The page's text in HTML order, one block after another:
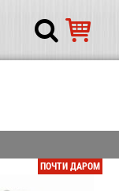
ПОЧТИ ДАРОМ